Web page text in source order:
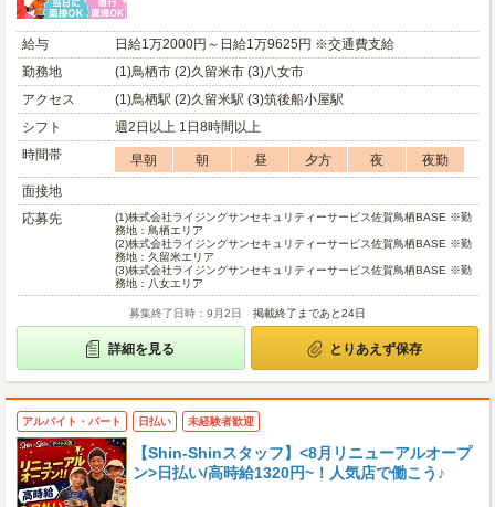
給与
日給1万2000円～日給1万9625円 ※交通費支給
勤務地
(1)鳥栖市 (2)久留米市 (3)八女市
アクセス
(1)鳥栖駅 (2)久留米駅 (3)筑後船小屋駅
シフト
週2日以上 1日8時間以上
時間帯
早朝 朝 昼 夕方 夜
夜勤
面接地
応募先
(1)株式会社ライジングサンセキュリティーサービス佐賀鳥栖BASE ※勤
務地：鳥栖エリア
(2)株式会社ライジングサンセキュリティーサービス佐賀鳥栖BASE ※勤
務地：久留米エリア
(3)株式会社ライジングサンセキュリティーサービス佐賀鳥栖BASE ※勤
務地：八女エリア
募集終了日時：9月2日 掲載終了まであと24日
詳細を見る とりあえず保存
アルバイト・パート 日払い 未経験者歓迎
【Shin-Shinスタッフ】<8月リニューアルオープ
ン>日払い/高時給1320円~！人気店で働こう♪